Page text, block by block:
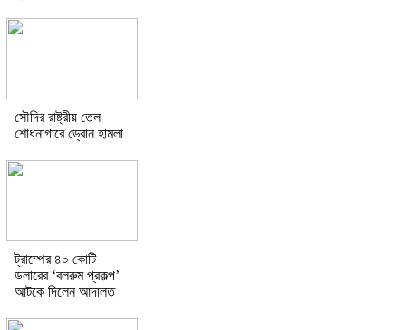
সৌদির রাষ্ট্রীয় তেল
শোধনাগারে ড্রোন হামলা
ট্রাম্পের ৪০ কোটি
ডলারের ‘বলরুম প্রকল্প’
আটকে দিলেন আদালত